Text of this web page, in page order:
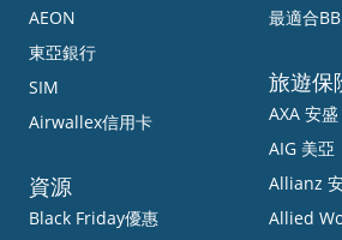
AEON
東亞銀行
SIM
Airwallex信用卡
資源
Black Friday優惠
最適合
旅遊保
AXA 安盛
AIG 美亞
Allianz
Allied